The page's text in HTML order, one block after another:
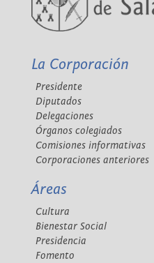
La Corporación
Presidente
Diputados
Delegaciones
Órganos colegiados
Comisiones informativas
Corporaciones anteriores
Áreas
Cultura
Bienestar Social
Presidencia
Fomento